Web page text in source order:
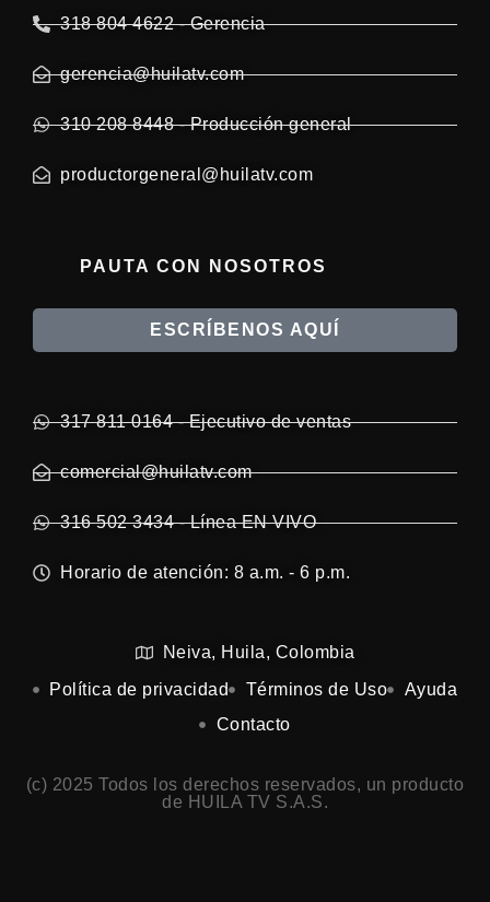
318 804 4622 - Gerencia
gerencia@huilatv.com
310 208 8448 - Producción general
productorgeneral@huilatv.com
PAUTA CON NOSOTROS
ESCRÍBENOS AQUÍ
317 811 0164 - Ejecutivo de ventas
comercial@huilatv.com
316 502 3434 - Línea EN VIVO
Horario de atención: 8 a.m. - 6 p.m.
Neiva, Huila, Colombia
Política de privacidad
Términos de Uso
Ayuda
Contacto
(c) 2025 Todos los derechos reservados, un producto
de HUILA TV S.A.S.